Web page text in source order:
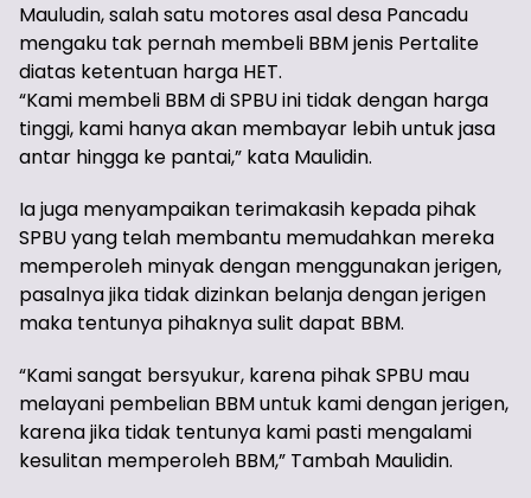
Mauludin, salah satu motores asal desa Pancadu
mengaku tak pernah membeli BBM jenis Pertalite
diatas ketentuan harga HET.
“Kami membeli BBM di SPBU ini tidak dengan harga
tinggi, kami hanya akan membayar lebih untuk jasa
antar hingga ke pantai,” kata Maulidin.
Ia juga menyampaikan terimakasih kepada pihak
SPBU yang telah membantu memudahkan mereka
memperoleh minyak dengan menggunakan jerigen,
pasalnya jika tidak dizinkan belanja dengan jerigen
maka tentunya pihaknya sulit dapat BBM.
“Kami sangat bersyukur, karena pihak SPBU mau
melayani pembelian BBM untuk kami dengan jerigen,
karena jika tidak tentunya kami pasti mengalami
kesulitan memperoleh BBM,” Tambah Maulidin.